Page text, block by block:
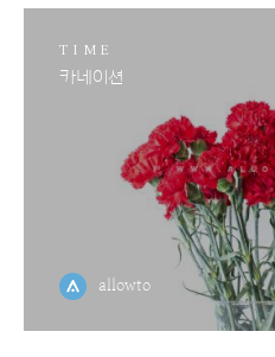
TIME
카네이션
allowto